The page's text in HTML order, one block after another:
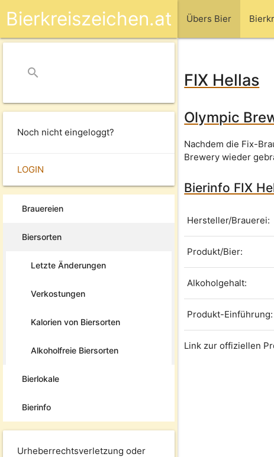
Übers Bier
Bierkreiszeichen.at
search
Noch nicht eingeloggt?
LOGIN
Brauereien
Biersorten
Letzte Änderungen
Verkostungen
Kalorien von Biersorten
Alkoholfreie Biersorten
Bierlokale
Bierinfo
Urheberrechtsverletzung oder
FIX Hellas
Olympic
Nachdem die Fix-
Brewery wieder
Bierinfo FIX
Hersteller/Brauerei:
Produkt/Bier:
Alkoholgehalt:
Produkt-Einführung:
Link zur offiziellen